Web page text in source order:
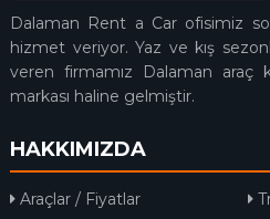
Dalaman Rent a Car ofisimiz
hizmet veriyor. Yaz ve kış
veren firmamız Dalaman araç
markası haline gelmiştir.
HAKKIMIZDA
Araçlar / Fiyatlar